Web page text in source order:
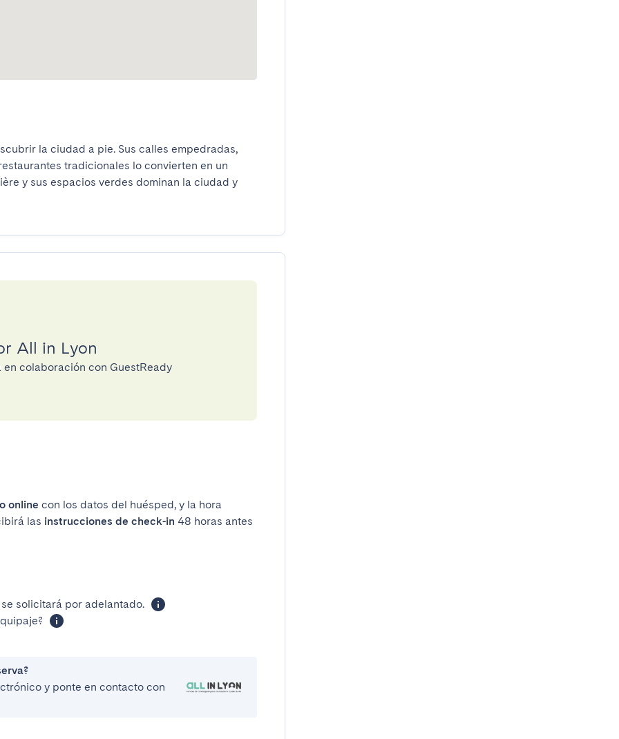
la ciudad a pie. Sus calles empedradas,
tradicionales lo convierten en un
y sus espacios verdes dominan la ciudad y
All in Lyon
colaboración con GuestReady
online con los datos del huésped, y la hora
las instrucciones de check-in 48 horas antes
solicitará por adelantado.
y ponte en contacto con